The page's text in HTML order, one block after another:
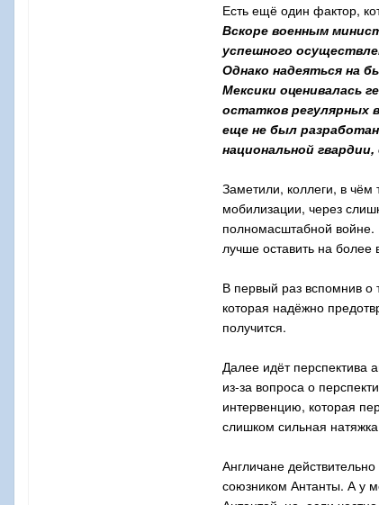
Есть ещё один фактор,
Вскоре военным
успешного
Однако надеяться на
Мексики оценивалась
остатков регулярных
еще не был
национальной
Заметили, коллеги, в
мобилизации, через
полномасштабной
лучше оставить на
В первый раз вспомнив о
которая надёжно
получится.
Далее идёт перспектива
из-за вопроса о
интервенцию, которая
слишком сильная
Англичане
союзником Антанты. А у